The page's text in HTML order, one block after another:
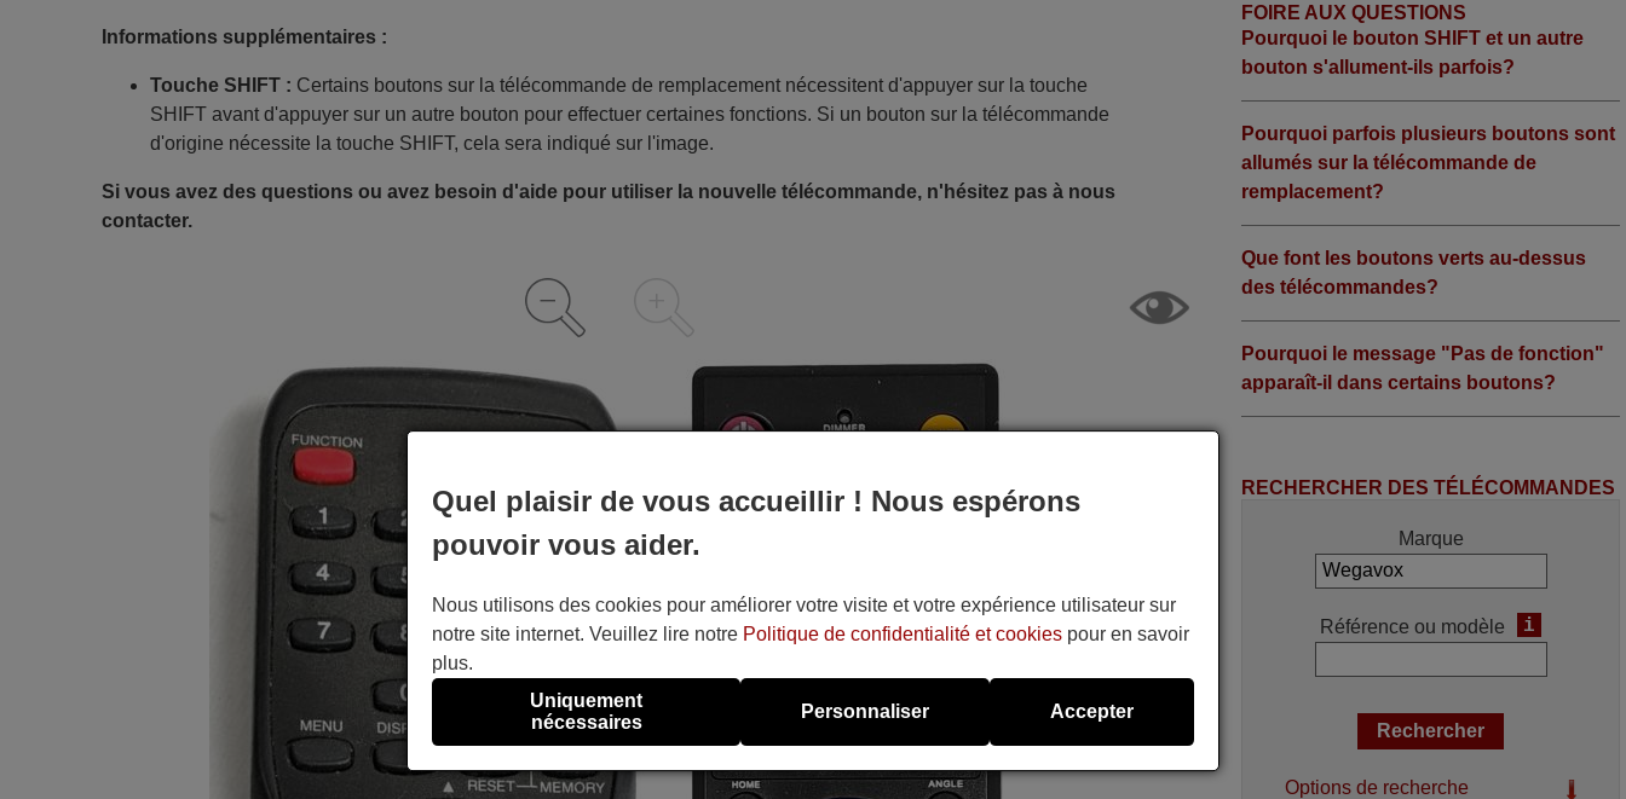
Informations supplémentaires :
Touche SHIFT : Certains boutons sur la télécommande de remplacement nécessitent d'appuyer sur la touche
SHIFT avant d'appuyer sur un autre bouton pour effectuer certaines fonctions. Si un bouton sur la télécommande
d'origine nécessite la touche SHIFT, cela sera indiqué sur l'image.
Si vous avez des questions ou avez besoin d'aide pour utiliser la nouvelle télécommande, n'hésitez pas à nous
contacter.
FOIRE AUX QUESTIONS
Pourquoi le bouton SHIFT et un autre
bouton s'allument-ils parfois?
Pourquoi parfois plusieurs boutons sont
allumés sur la télécommande de
remplacement?
Que font les boutons verts au-dessus
des télécommandes?
Pourquoi le message "Pas de fonction"
apparaît-il dans certains boutons?
RECHERCHER DES TÉLÉCOMMANDES
Marque
Référence ou modèle i
Options de recherche
Quel plaisir de vous accueillir ! Nous espérons
pouvoir vous aider.
Nous utilisons des cookies pour améliorer votre visite et votre expérience utilisateur sur
notre site internet. Veuillez lire notre Politique de confidentialité et cookies pour en savoir
plus.
Uniquement
nécessaires
Personnaliser Accepter